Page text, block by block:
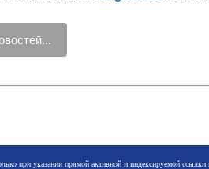
при указании прямой активной и индексируемой